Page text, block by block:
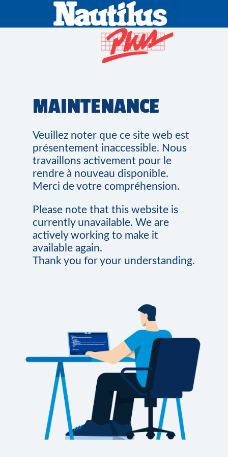
MAINTENANCE
Veuillez noter que ce site web est
présentement inaccessible. Nous
travaillons activement pour le
rendre à nouveau disponible.
Merci de votre compréhension.
Please note that this website is
currently unavailable. We are
actively working to make it
available again.
Thank you for your understanding.